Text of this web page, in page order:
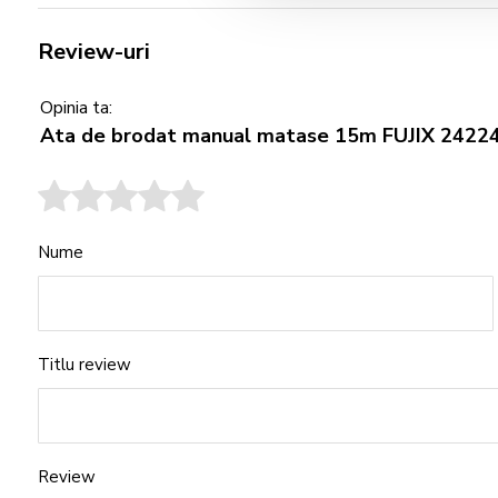
Review-uri
Opinia ta:
Ata de brodat manual matase 15m FUJIX
Nume
Titlu review
Review